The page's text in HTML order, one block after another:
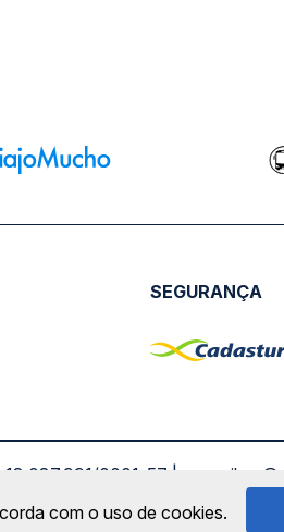
SEGURANÇA
0001-57 |
com o uso de cookies.